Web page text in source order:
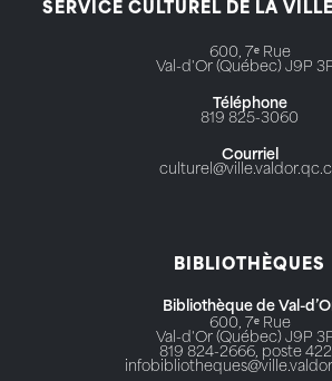
SERVICE CULTUREL DE LA
600, 7ᵉ Rue
Val-d'Or (Québec) J9P
Téléphone
819 825-3060
Courriel
BIBLIOTHÈQUES
Bibliothèque de Val-
600, 7ᵉ Rue
Val-d'Or (Québec) J9P
819 824-2666, poste